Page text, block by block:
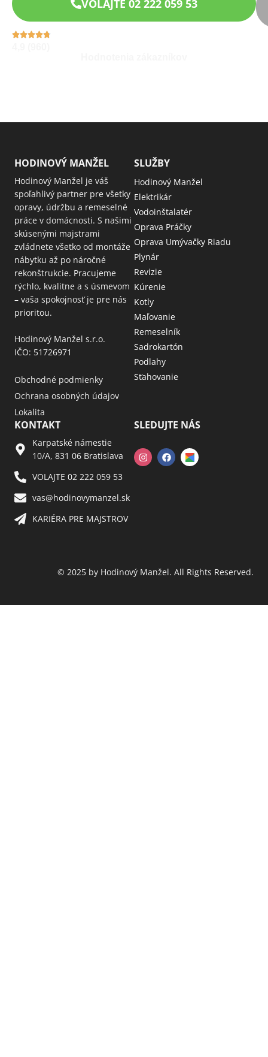
VOLAJTE 02 222 059 53
HODINOVÝ MANŽEL
Hodinový Manžel je váš
spoľahlivý partner pre všetky
opravy, údržbu a remeselné
práce v domácnosti. S našimi
skúsenými majstrami
zvládnete všetko od montáže
nábytku až po náročné
rekonštrukcie. Pracujeme
rýchlo, kvalitne a s úsmevom
– vaša spokojnosť je pre nás
prioritou.
Hodinový Manžel s.r.o.
IČO: 51726971
Obchodné podmienky
Ochrana osobných údajov
Lokalita
SLUŽBY
Hodinový Manžel
Elektrikár
Vodoinštalatér
Oprava Práčky
Oprava Umývačky Riadu
Plynár
Revizie
Kúrenie
Kotly
Maľovanie
Remeselník
Sadrokartón
Podlahy
Sťahovanie
KONTAKT
Karpatské námestie
10/A, 831 06 Bratislava
VOLAJTE 02 222 059 53​
vas@hodinovymanzel.sk​
KARIÉRA PRE MAJSTROV​
SLEDUJTE NÁS
© 2025 by Hodinový Manžel. All Rights Reserved.